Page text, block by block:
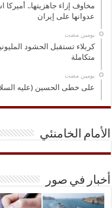
مخاوف إزاء جاهزيتها..
عدوانها على إيران
‏يومين مضت
كربلاء تستقبل الحشود
متكاملة
‏يومين مضت
على خطى الحسين (عليه
الأمام الخامنئي
أخبار في صور